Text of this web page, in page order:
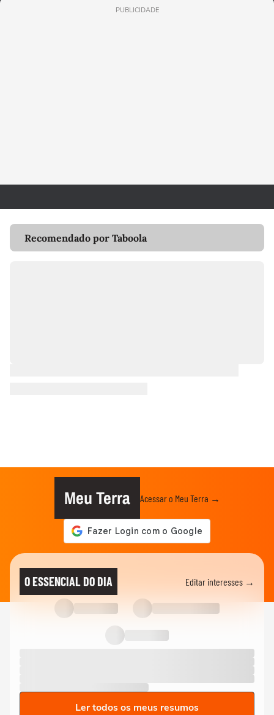
PUBLICIDADE
Recomendado por Taboola
Meu Terra Acessar o Meu Terra →
O ESSENCIAL DO DIA Editar interesses →
Ler todos os meus resumos